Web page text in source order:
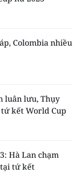
Colombia nhiều
luân lưu, Thụy
kết World Cup
Hà Lan chạm
tứ kết